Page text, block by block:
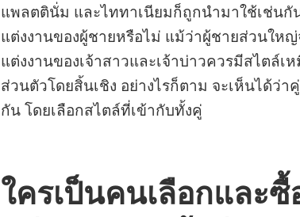
แพลตตินั่ม และไททาเนียมก็ถูกนำมาใช้เช่น
แต่งงานของผู้ชายหรือไม่ แม้ว่าผู้ชายส่วนให
แต่งงานของเจ้าสาวและเจ้าบ่าวควรมีสไตล์เ
ส่วนตัวโดยสิ้นเชิง อย่างไรก็ตาม จะเห็นได้ว่
กัน โดยเลือกสไตล์ที่เข้ากับทั้งคู่
ใครเป็นคนเลือกและ